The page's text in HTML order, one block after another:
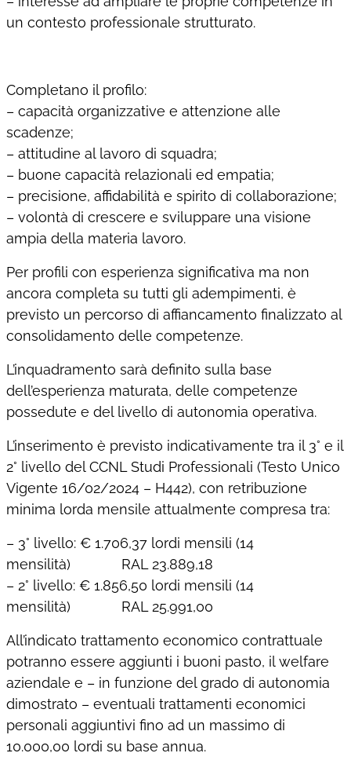
un contesto professionale strutturato.
Completano il profilo:
– capacità organizzative e attenzione alle
scadenze;
– attitudine al lavoro di squadra;
– buone capacità relazionali ed empatia;
– precisione, affidabilità e spirito di collaborazione;
– volontà di crescere e sviluppare una visione
ampia della materia lavoro.
Per profili con esperienza significativa ma non
ancora completa su tutti gli adempimenti, è
previsto un percorso di affiancamento finalizzato al
consolidamento delle competenze.
L’inquadramento sarà definito sulla base
dell’esperienza maturata, delle competenze
possedute e del livello di autonomia operativa.
L’inserimento è previsto indicativamente tra il 3° e il
2° livello del CCNL Studi Professionali (Testo Unico
Vigente 16/02/2024 – H442), con retribuzione
minima lorda mensile attualmente compresa tra:
– 3° livello: € 1.706,37 lordi mensili (14
mensilità) RAL 23.889,18
– 2° livello: € 1.856,50 lordi mensili (14
mensilità) RAL 25.991,00
All’indicato trattamento economico contrattuale
potranno essere aggiunti i buoni pasto, il welfare
aziendale e – in funzione del grado di autonomia
dimostrato – eventuali trattamenti economici
personali aggiuntivi fino ad un massimo di
10.000,00 lordi su base annua.